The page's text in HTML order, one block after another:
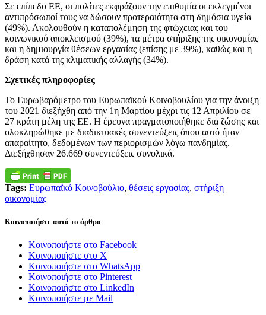
Σε επίπεδο ΕΕ, οι πολίτες εκφράζουν την επιθυμία οι εκλεγμένοι
αντιπρόσωποί τους να δώσουν προτεραιότητα στη δημόσια υγεία
(49%). Ακολουθούν η καταπολέμηση της φτώχειας και του
κοινωνικού αποκλεισμού (39%), τα μέτρα στήριξης της οικονομίας
και η δημιουργία θέσεων εργασίας (επίσης με 39%), καθώς και η
δράση κατά της κλιματικής αλλαγής (34%).
Σχετικές πληροφορίες
Το Ευρωβαρόμετρο του Ευρωπαϊκού Κοινοβουλίου για την άνοιξη
του 2021 διεξήχθη από την 1η Μαρτίου μέχρι τις 12 Απριλίου σε
27 κράτη μέλη της ΕΕ. Η έρευνα πραγματοποιήθηκε δια ζώσης και
ολοκληρώθηκε με διαδικτυακές συνεντεύξεις όπου αυτό ήταν
απαραίτητο, δεδομένων των περιορισμών λόγω πανδημίας.
Διεξήχθησαν 26.669 συνεντεύξεις συνολικά.
Tags: Ευρωπαϊκό Κοινοβούλιο, θέσεις εργασίας, στήριξη
οικονομίας
Κοινοποιήστε αυτό το άρθρο
Κοινοποιήστε στο Facebook
Κοινοποιήστε στο X
Κοινοποιήστε στο WhatsApp
Κοινοποιήστε στο Pinterest
Κοινοποιήστε στο LinkedIn
Κοινοποιήστε με Mail